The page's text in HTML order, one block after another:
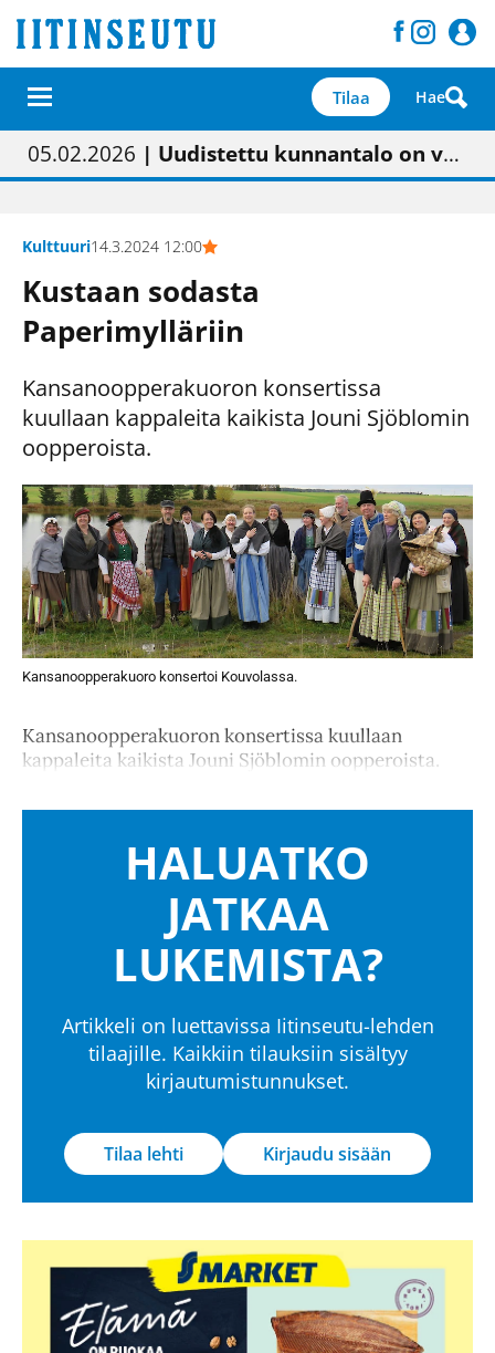
Tilaa Hae
01.02.2026 | Painon vaihtumisen pitäisi näkyä hieman parempana painojäljen laatuna lehdessä
05.02.2026 | Uudistettu kunnantalo on valoisa
23.04.2026 | “Olemme käynnistämässä uudelleen keskustavisiotyön”
09.05.2026| "Maalla on totuttu elämään omavaraisemmin kuin kaupungissa"
Kulttuuri14.3.2024 12:00
Kustaan sodasta
Paperimylläriin
Kansanoopperakuoron konsertissa
kuullaan kappaleita kaikista Jouni Sjöblomin
oopperoista.
Kansanoopperakuoro konsertoi Kouvolassa.
Kansanoopperakuoron konsertissa kuullaan
kappaleita kaikista Jouni Sjöblomin oopperoista.
HALUATKO
JATKAA
LUKEMISTA?
Artikkeli on luettavissa Iitinseutu-lehden
tilaajille. Kaikkiin tilauksiin sisältyy
kirjautumistunnukset.
Tilaa lehti Kirjaudu sisään